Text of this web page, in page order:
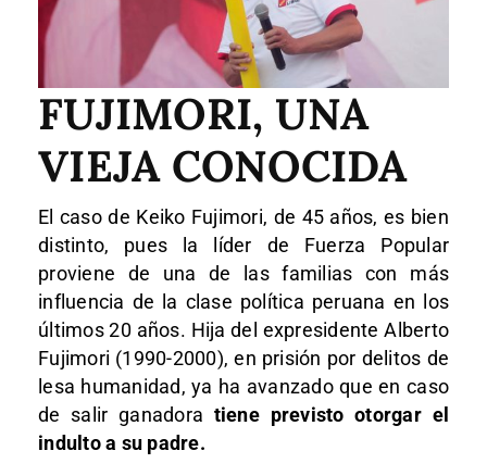
FUJIMORI, UNA
VIEJA CONOCIDA
El caso de Keiko Fujimori, de 45 años, es bien
distinto, pues la líder de Fuerza Popular
proviene de una de las familias con más
influencia de la clase política peruana en los
últimos 20 años. Hija del expresidente Alberto
Fujimori (1990-2000), en prisión por delitos de
lesa humanidad, ya ha avanzado que en caso
de salir ganadora tiene previsto otorgar el
indulto a su padre.